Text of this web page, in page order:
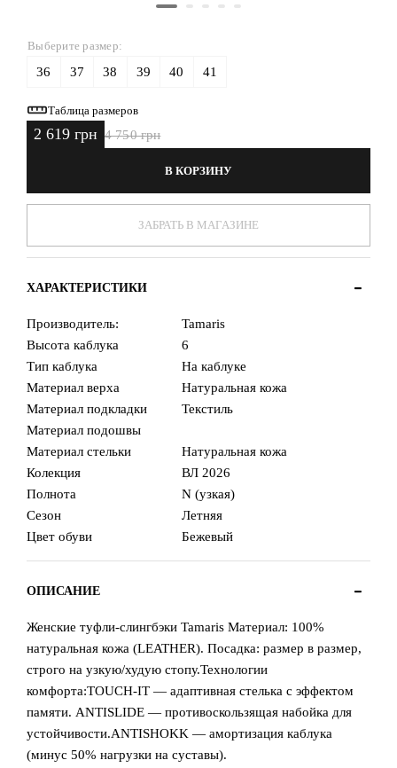
Выберите размер:
36 37 38 39 40 41
Таблица размеров
2 619 грн 4 750 грн
В КОРЗИНУ
ЗАБРАТЬ В МАГАЗИНЕ
ХАРАКТЕРИСТИКИ
Производитель:
Tamaris
Высота каблука
6
Тип каблука
На каблуке
Материал верха
Натуральная кожа
Материал подкладки
Текстиль
Материал подошвы
Материал стельки
Натуральная кожа
Колекция
ВЛ 2026
Полнота
N (узкая)
Сезон
Летняя
Цвет обуви
Бежевый
ОПИСАНИЕ
Женские туфли-слингбэки Tamaris Материал: 100%
натуральная кожа (LEATHER). Посадка: размер в размер,
строго на узкую/худую стопу.Технологии
комфорта:TOUCH-IT — адаптивная стелька с эффектом
памяти. ANTISLIDE — противоскользящая набойка для
устойчивости.ANTISHOKK — амортизация каблука
(минус 50% нагрузки на суставы).